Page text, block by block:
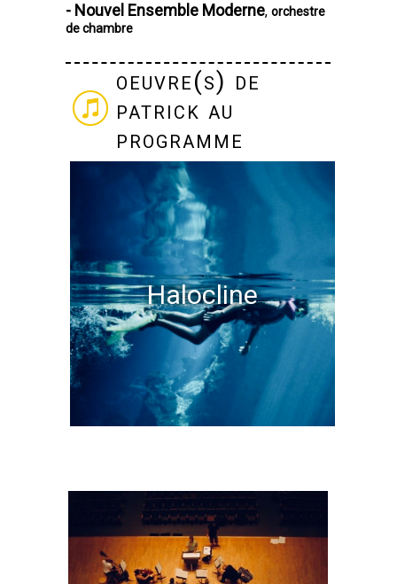
- Nouvel Ensemble Moderne, orchestre
de chambre
oeuvre(s) de
patrick au
programme
Halocline